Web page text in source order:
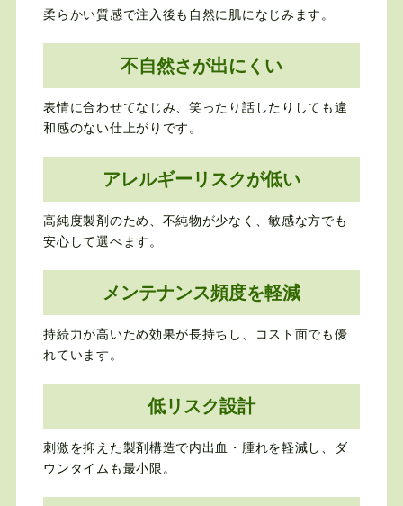
柔らかい質感で注入後も自然に肌になじみます。
不自然さが出にくい
表情に合わせてなじみ、笑ったり話したりしても違
和感のない仕上がりです。
アレルギーリスクが低い
高純度製剤のため、不純物が少なく、敏感な方でも
安心して選べます。
メンテナンス頻度を軽減
持続力が高いため効果が長持ちし、コスト面でも優
れています。
低リスク設計
刺激を抑えた製剤構造で内出血・腫れを軽減し、ダ
ウンタイムも最小限。